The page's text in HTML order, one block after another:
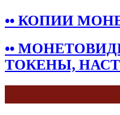
•• КОПИИ
••
ТОКЕНЫ,